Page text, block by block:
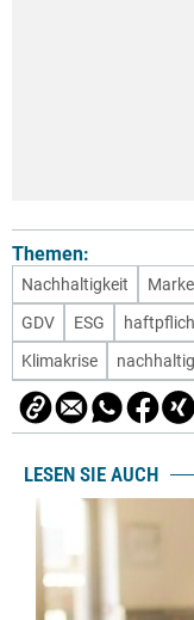
Themen:
Nachhaltigkeit
GDV
ESG
Klimakrise
LESEN SIE AUCH